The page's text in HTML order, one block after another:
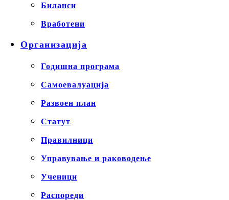
Биланси
Вработени
Организација
Годишна програма
Самоевалуација
Развоен план
Статут
Правилници
Управување и раководење
Ученици
Распореди